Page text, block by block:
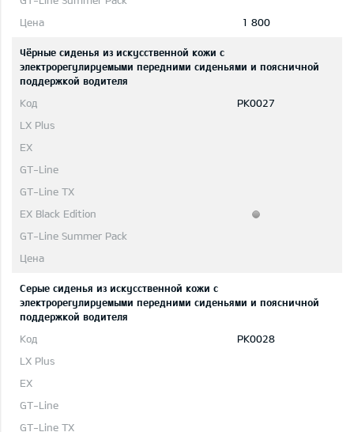
1 800
Чёрные сиденья из искусственной кожи с
электрорегулируемыми передними сиденьями и поясничной
поддержкой водителя
PK0027
Серые сиденья из искусственной кожи с
электрорегулируемыми передними сиденьями и поясничной
поддержкой водителя
PK0028